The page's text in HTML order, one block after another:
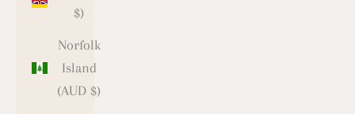
$)
Norfolk
Island
(AUD $)